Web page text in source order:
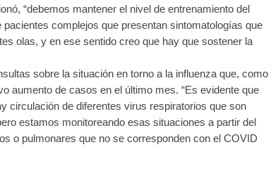
“debemos mantener el nivel de entrenamiento del
pacientes complejos que presentan sintomatologías que
olas, y en ese sentido creo que hay que sostener la
sobre la situación en torno a la influenza que, como
aumento de casos en el último mes. “Es evidente que
circulación de diferentes virus respiratorios que son
estamos monitoreando esas situaciones a partir del
o pulmonares que no se corresponden con el COVID